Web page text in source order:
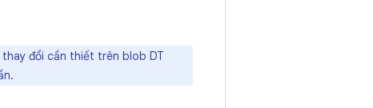
đổi cần thiết trên blob DT